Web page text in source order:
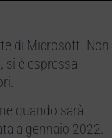
di Microsoft. Non
si è espressa
quando sarà
a gennaio 2022.